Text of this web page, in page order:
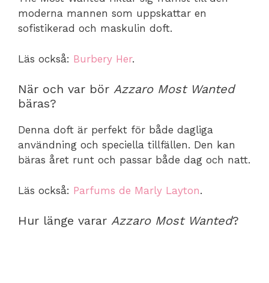
moderna mannen som uppskattar en
sofistikerad och maskulin doft.
Läs också: Burbery Her.
När och var bör Azzaro Most Wanted
bäras?
Denna doft är perfekt för både dagliga
användning och speciella tillfällen. Den kan
bäras året runt och passar både dag och natt.
Läs också: Parfums de Marly Layton.
Hur länge varar Azzaro Most Wanted?